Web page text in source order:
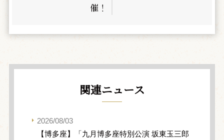
催！
関連ニュース
2026/08/03
【博多座】「九月博多座特別公演 坂東玉三郎